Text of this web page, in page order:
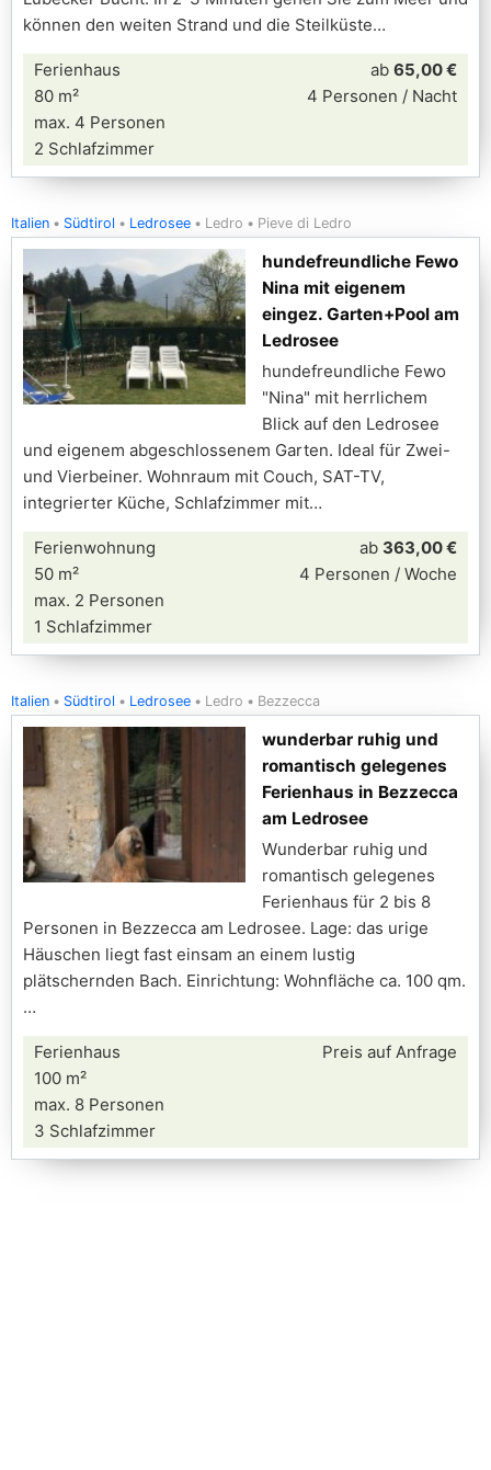
können den weiten Strand und die Steilküste
Ferienhaus
80 m²
max. 4 Personen
2 Schlafzimmer
ab 65,00 €
4 Personen / Nacht
Italien Südtirol Ledrosee Ledro Pieve di Ledro
hundefreundliche Fewo
Nina mit eigenem
eingez. Garten+Pool am
Ledrosee
hundefreundliche Fewo
"Nina" mit herrlichem
Blick auf den Ledrosee
und eigenem abgeschlossenem Garten. Ideal für Zwei-
und Vierbeiner. Wohnraum mit Couch, SAT-TV,
integrierter Küche, Schlafzimmer mit
Ferienwohnung
50 m²
max. 2 Personen
1 Schlafzimmer
ab 363,00 €
4 Personen / Woche
Italien Südtirol Ledrosee Ledro Bezzecca
wunderbar ruhig und
romantisch gelegenes
Ferienhaus in Bezzecca
am Ledrosee
Wunderbar ruhig und
romantisch gelegenes
Ferienhaus für 2 bis 8
Personen in Bezzecca am Ledrosee. Lage: das urige
Häuschen liegt fast einsam an einem lustig
plätschernden Bach. Einrichtung: Wohnfläche ca. 100 qm.
Ferienhaus
100 m²
max. 8 Personen
3 Schlafzimmer
Preis auf Anfrage